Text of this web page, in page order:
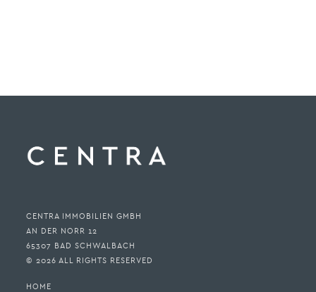
CENTRA IMMOBILIEN GMBH
AN DER NORR 12
65307 BAD SCHWALBACH
© 2026 ALL RIGHTS RESERVED
HOME